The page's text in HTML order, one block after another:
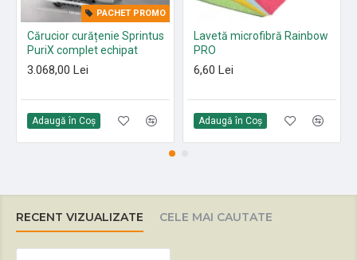
PACHET PROMO
Cărucior curățenie Sprintus
PuriX complet echipat
3.068,00 Lei
Adaugă în Coş
Lavetă microfibră Rainbow
PRO
6,60 Lei
Adaugă în Coş
RECENT VIZUALIZATE CELE MAI CAUTATE